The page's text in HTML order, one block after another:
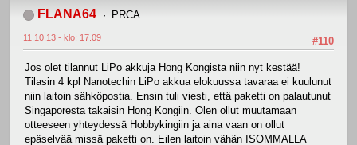
FLANA64 PRCA
#110
11.10.13 - klo: 17.09
Jos olet tilannut LiPo akkuja Hong Kongista niin nyt kestää!
Tilasin 4 kpl Nanotechin LiPo akkua elokuussa tavaraa ei kuulunut
niin laitoin sähköpostia. Ensin tuli viesti, että paketti on palautunut
Singaporesta takaisin Hong Kongiin. Olen ollut muutamaan
otteeseen yhteydessä Hobbykingiin ja aina vaan on ollut
epäselvää missä paketti on. Eilen laitoin vähän ISOMMALLA